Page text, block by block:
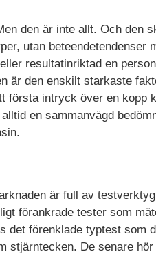
den är inte allt. Och den
utan beteendetendenser
resultatinriktad en
är den enskilt starkaste
första intryck över en kopp
en sammanvägd
är full av
förankrade tester som
det förenklade typtest som
stjärntecken. De senare hör